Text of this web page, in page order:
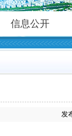
信息公开
发